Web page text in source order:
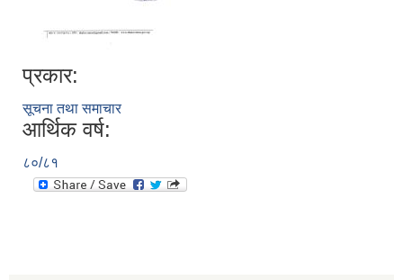
प्रकार:
सूचना तथा समाचार
आर्थिक वर्ष:
८०/८१